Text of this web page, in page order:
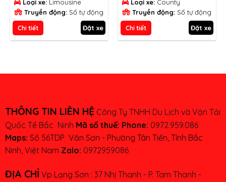
Loại xe:Limousine
Truyền động:Số tự động
Chi tiết Đặt xe
Loại xe:County
Truyền động:Số tự động
Chi tiết Đặt xe
THÔNG TIN LIÊN HỆ Công Ty TNHH Du Lịch và Vận Tải
Quốc Tế Bắc Ninh Mã số thuế: Phone: 0972.959.086
Maps: Số 56TDP Văn Sơn - Phường Tân Tiến, Tỉnh Bắc
Ninh, Việt Nam Zalo: 0972959086
ĐỊA CHỈ Vp Lạng Sơn : 37 Nhị Thanh - P. Tam Thanh -